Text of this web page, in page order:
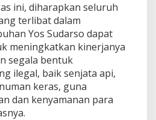
ini, diharapkan seluruh
terlibat dalam
Yos Sudarso dapat
meningkatkan kinerjanya
segala bentuk
ilegal, baik senjata api,
keras, guna
dan kenyamanan para